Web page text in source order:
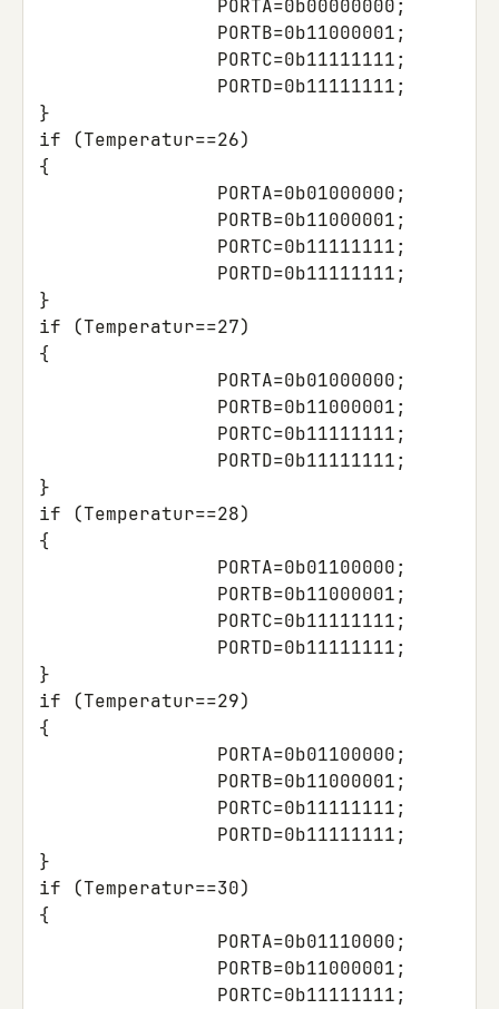
PORTA=0b00000000;
PORTB=0b11000001;
PORTC=0b11111111;
PORTD=0b11111111;
}
if
(Temperatur==26)
{
PORTA=0b01000000;
PORTB=0b11000001;
PORTC=0b11111111;
PORTD=0b11111111;
}
if
(Temperatur==27)
{
PORTA=0b01000000;
PORTB=0b11000001;
PORTC=0b11111111;
PORTD=0b11111111;
}
if
(Temperatur==28)
{
PORTA=0b01100000;
PORTB=0b11000001;
PORTC=0b11111111;
PORTD=0b11111111;
}
if
(Temperatur==29)
{
PORTA=0b01100000;
PORTB=0b11000001;
PORTC=0b11111111;
PORTD=0b11111111;
}
if
(Temperatur==30)
{
PORTA=0b01110000;
PORTB=0b11000001;
PORTC=0b11111111;